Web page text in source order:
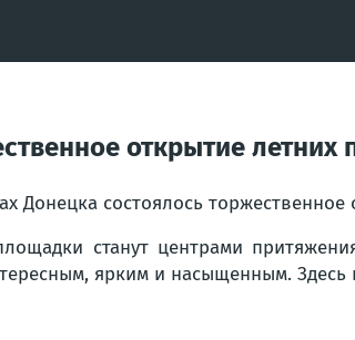
открытие
Донецка состоялось
станут центрами
ярким и насыщенным. Здесь